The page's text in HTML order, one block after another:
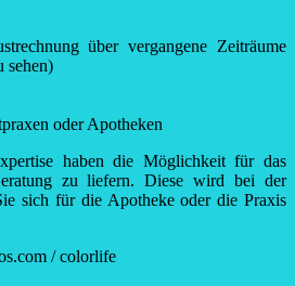
über vergangene Zeiträume
sehen)
oder Apotheken
haben die Möglichkeit für das
zu liefern. Diese wird bei der
sich für die Apotheke oder die Praxis
/ colorlife